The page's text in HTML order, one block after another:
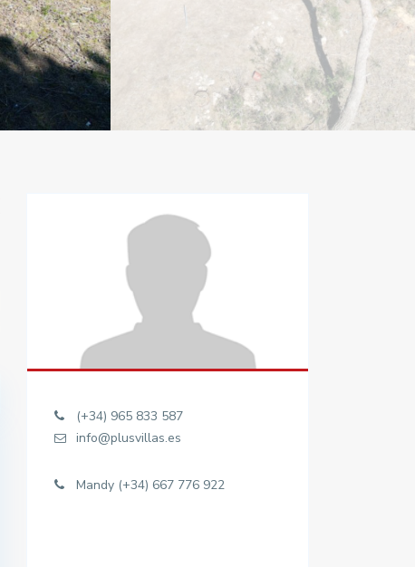
(+34) 965 833 587
info@plusvillas.es
Mandy (+34) 667 776 922